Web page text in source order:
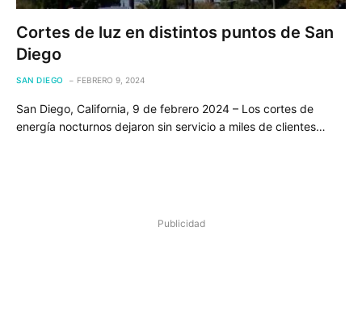
Cortes de luz en distintos puntos de San
Diego
SAN DIEGO FEBRERO 9, 2024
San Diego, California, 9 de febrero 2024 – Los cortes de
energía nocturnos dejaron sin servicio a miles de clientes…
Publicidad